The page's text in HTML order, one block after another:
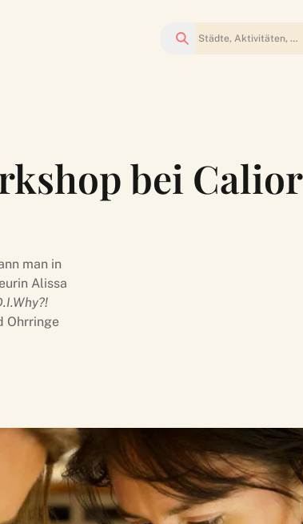
Suchen
bei Calior
man in
Alissa
Ohrringe